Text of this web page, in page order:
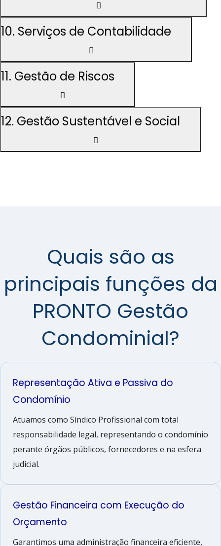
10. Serviços de Contabilidade
11. Gestão de Riscos
12. Gestão Sustentável e Social
Quais são as
principais funções da
PRONTO Gestão
Condominial?
Representação Ativa e Passiva do
Condomínio
Atuamos como Síndico Profissional com total
responsabilidade legal, representando o condomínio
perante órgãos públicos, fornecedores e na esfera
judicial.
Gestão Financeira com Execução do
Orçamento
Garantimos uma administração financeira eficiente,